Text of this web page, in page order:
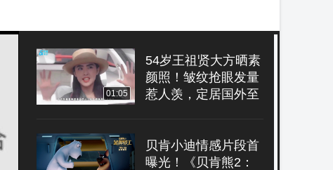
01:05
54岁王祖贤大方晒素
颜照！皱纹抢眼发量
惹人羡，定居国外至
贝肯小迪情感片段首
曝光！《贝肯熊2：